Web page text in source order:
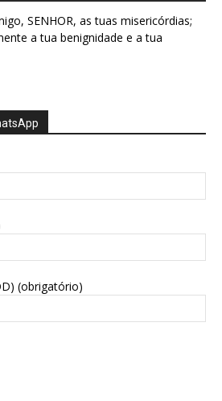
SENHOR, as tuas misericórdias;
a tua benignidade e a tua
(obrigatório)